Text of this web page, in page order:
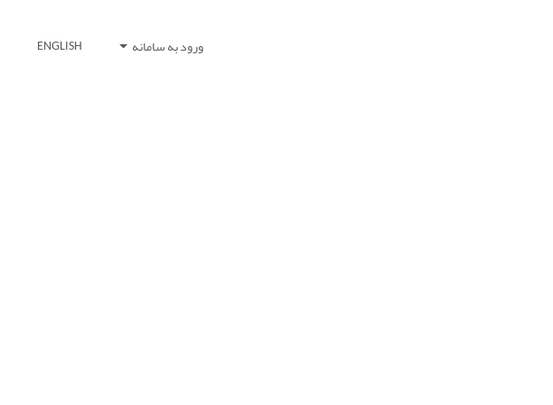
ورود به سامانه ENGLISH